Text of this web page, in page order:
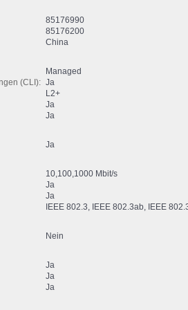
85176990
85176200
China
Managed
(CLI): Ja
L2+
Ja
Ja
Ja
10,100,1000 Mbit/s
Ja
Ja
IEEE 802.3, IEEE 802.3ab, IEEE
Nein
Ja
Ja
Ja